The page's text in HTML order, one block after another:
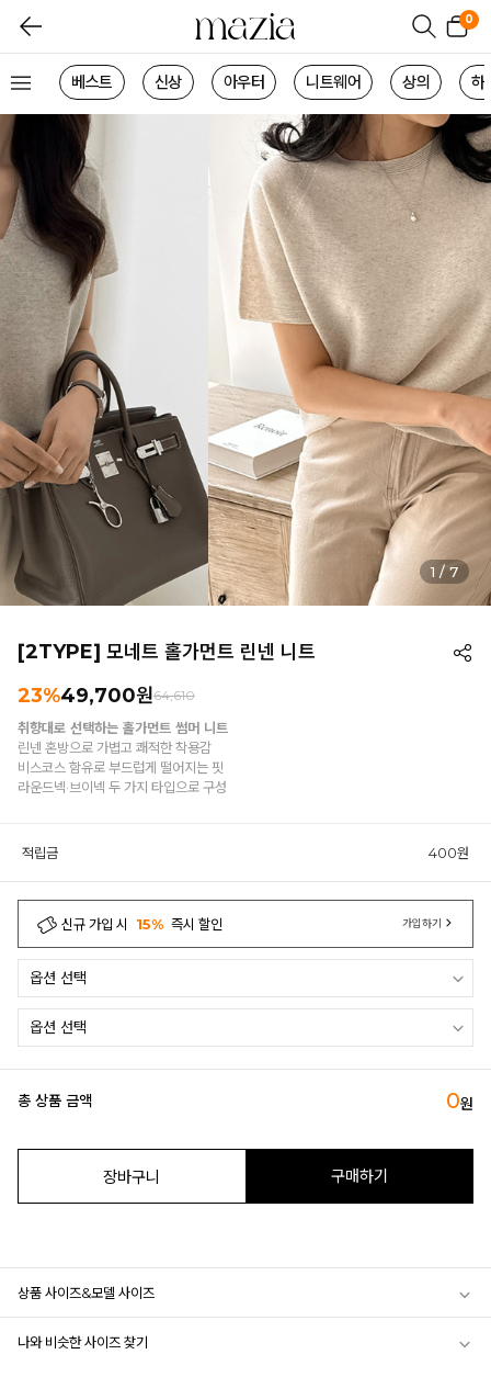
0
베스트 신상 아우터 니트웨어 상의 하
1 / 7
[2TYPE] 모네트 홀가먼트 린넨 니트
23%49,700원64,610
취향대로 선택하는 홀가먼트 썸머 니트
린넨 혼방으로 가볍고 쾌적한 착용감
비스코스 함유로 부드럽게 떨어지는 핏
라운드넥·브이넥 두 가지 타입으로 구성
적립금 400원
신규 가입 시 15% 즉시 할인 가입하기
총 상품 금액 0원
장바구니 구매하기
상품 사이즈&모델 사이즈
나와 비슷한 사이즈 찾기